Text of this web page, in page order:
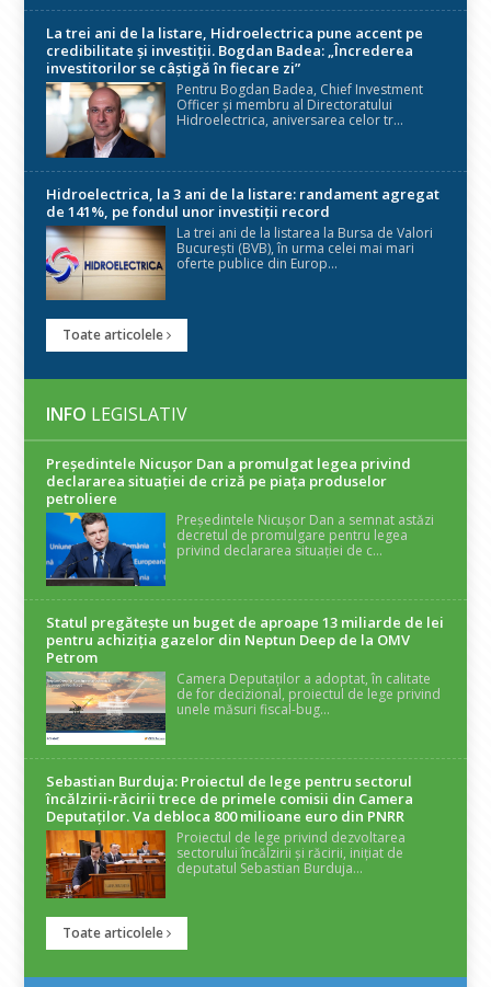
La trei ani de la listare, Hidroelectrica pune accent pe
credibilitate și investiții. Bogdan Badea: „Încrederea
investitorilor se câștigă în fiecare zi”
Pentru Bogdan Badea, Chief Investment
Officer și membru al Directoratului
Hidroelectrica, aniversarea celor tr...
Hidroelectrica, la 3 ani de la listare: randament agregat
de 141%, pe fondul unor investiții record
La trei ani de la listarea la Bursa de Valori
București (BVB), în urma celei mai mari
oferte publice din Europ...
Toate articolele
INFO LEGISLATIV
Președintele Nicuşor Dan a promulgat legea privind
declararea situaţiei de criză pe piaţa produselor
petroliere
Președintele Nicușor Dan a semnat astăzi
decretul de promulgare pentru legea
privind declararea situației de c...
Statul pregătește un buget de aproape 13 miliarde de lei
pentru achiziția gazelor din Neptun Deep de la OMV
Petrom
Camera Deputaților a adoptat, în calitate
de for decizional, proiectul de lege privind
unele măsuri fiscal-bug...
Sebastian Burduja: Proiectul de lege pentru sectorul
încălzirii-răcirii trece de primele comisii din Camera
Deputaților. Va debloca 800 milioane euro din PNRR
Proiectul de lege privind dezvoltarea
sectorului încălzirii și răcirii, inițiat de
deputatul Sebastian Burduja...
Toate articolele